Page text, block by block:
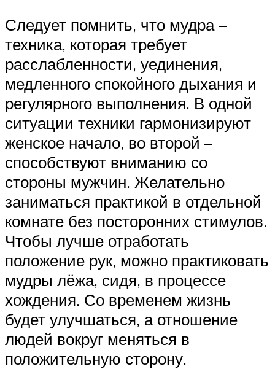
Следует помнить, что мудра –
техника, которая требует
расслабленности, уединения,
медленного спокойного дыхания и
регулярного выполнения. В одной
ситуации техники гармонизируют
женское начало, во второй –
способствуют вниманию со
стороны мужчин. Желательно
заниматься практикой в отдельной
комнате без посторонних стимулов.
Чтобы лучше отработать
положение рук, можно практиковать
мудры лёжа, сидя, в процессе
хождения. Со временем жизнь
будет улучшаться, а отношение
людей вокруг меняться в
положительную сторону.